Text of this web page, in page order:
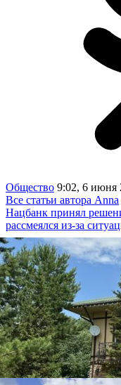
Общество 9:02, 6 июня
Все статьи автора Anna
Нацбанк принял
рассмеялся из-за